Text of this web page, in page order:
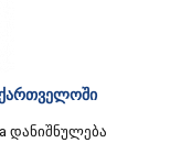
დანიშნულება